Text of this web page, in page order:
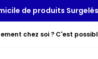
de produits
chez soi ? C'est